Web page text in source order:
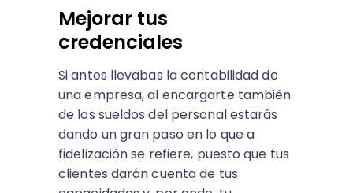
Mejorar tus
credenciales
Si antes llevabas la contabilidad de
una empresa, al encargarte también
de los sueldos del personal estarás
dando un gran paso en lo que a
fidelización se refiere, puesto que tus
clientes darán cuenta de tus